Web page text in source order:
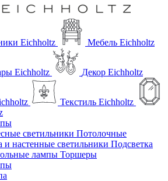
Eichholtz Мебель Eichholtz
Eichholtz Декор Eichholtz
Текстиль Eichholtz
светильники Потолочные
и настенные светильники Подсветка
лампы Торшеры